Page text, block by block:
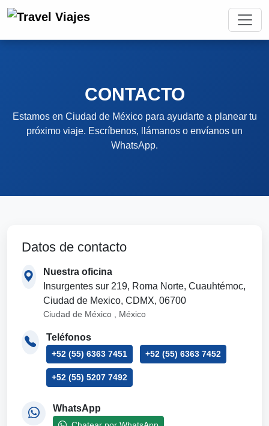
CONTACTO
Estamos en Ciudad de México para ayudarte a planear tu
próximo viaje. Escríbenos, llámanos o envíanos un
WhatsApp.
Datos de contacto
Nuestra oficina
Insurgentes sur 219, Roma Norte, Cuauhtémoc,
Ciudad de Mexico, CDMX, 06700
Ciudad de México , México
Teléfonos
+52 (55) 6363 7451 +52 (55) 6363 7452
+52 (55) 5207 7492
WhatsApp